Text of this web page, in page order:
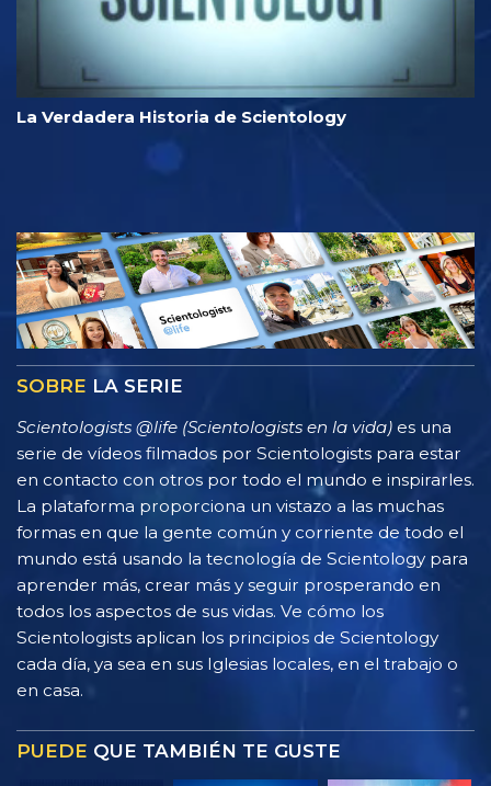
La Verdadera Historia de Scientology
SOBRE LA SERIE
Scientologists @life (Scientologists en la vida) es una
serie de vídeos filmados por Scientologists para estar
en contacto con otros por todo el mundo e inspirarles.
La plataforma proporciona un vistazo a las muchas
formas en que la gente común y corriente de todo el
mundo está usando la tecnología de Scientology para
aprender más, crear más y seguir prosperando en
todos los aspectos de sus vidas. Ve cómo los
Scientologists aplican los principios de Scientology
cada día, ya sea en sus Iglesias locales, en el trabajo o
en casa.
PUEDE QUE TAMBIÉN TE GUSTE